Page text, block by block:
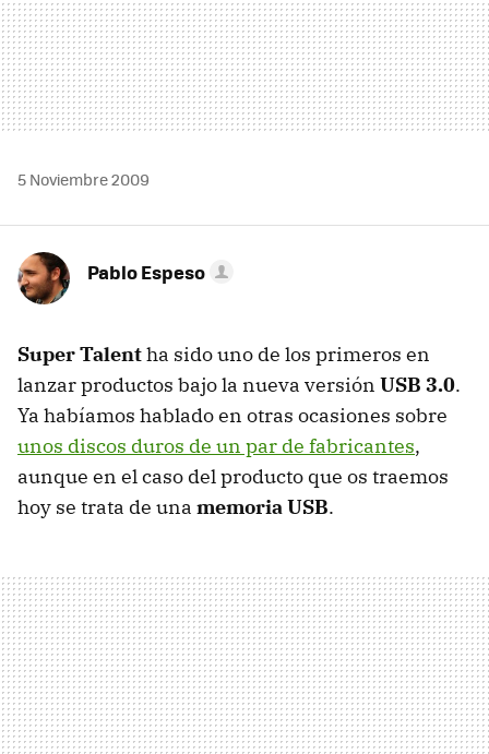
5 Noviembre 2009
Pablo Espeso
Super Talentha sido uno de los primeros en
lanzar productos bajo la nueva versión USB 3.0.
Ya habíamos hablado en otras ocasiones sobre
unos discos duros de un par de fabricantes,
aunque en el caso del producto que os traemos
hoy se trata de una memoria USB.